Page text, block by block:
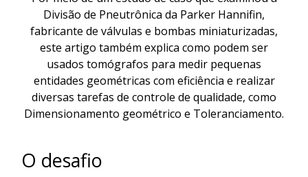
Divisão de Pneutrônica da Parker Hannifin,
fabricante de válvulas e bombas miniaturizadas,
este artigo também explica como podem ser
usados tomógrafos para medir pequenas
entidades geométricas com eficiência e realizar
diversas tarefas de controle de qualidade, como
Dimensionamento geométrico e Toleranciamento.
O desafio